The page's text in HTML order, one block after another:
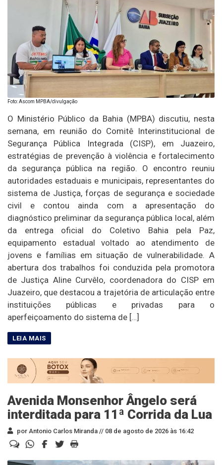
Foto: Ascom MPBA/divulgação
O Ministério Público da Bahia (MPBA) discutiu, nesta
semana, em reunião do Comitê Interinstitucional de
Segurança Pública Integrada (CISP), em Juazeiro,
estratégias de prevenção à violência e fortalecimento
da segurança pública na região. O encontro reuniu
autoridades estaduais e municipais, representantes do
sistema de Justiça, forças de segurança e sociedade
civil e contou ainda com a apresentação do
diagnóstico preliminar da segurança pública local, além
da entrega oficial do Coletivo Bahia pela Paz,
equipamento estadual voltado ao atendimento de
jovens e famílias em situação de vulnerabilidade. A
abertura dos trabalhos foi conduzida pela promotora
de Justiça Aline Curvêlo, coordenadora do CISP em
Juazeiro, que destacou a trajetória de articulação entre
instituições públicas e privadas para o
aperfeiçoamento do sistema de […]
Avenida Monsenhor Ângelo será
interditada para 11ª Corrida da Lua
por Antonio Carlos Miranda // 08 de agosto de 2026 às 16:42